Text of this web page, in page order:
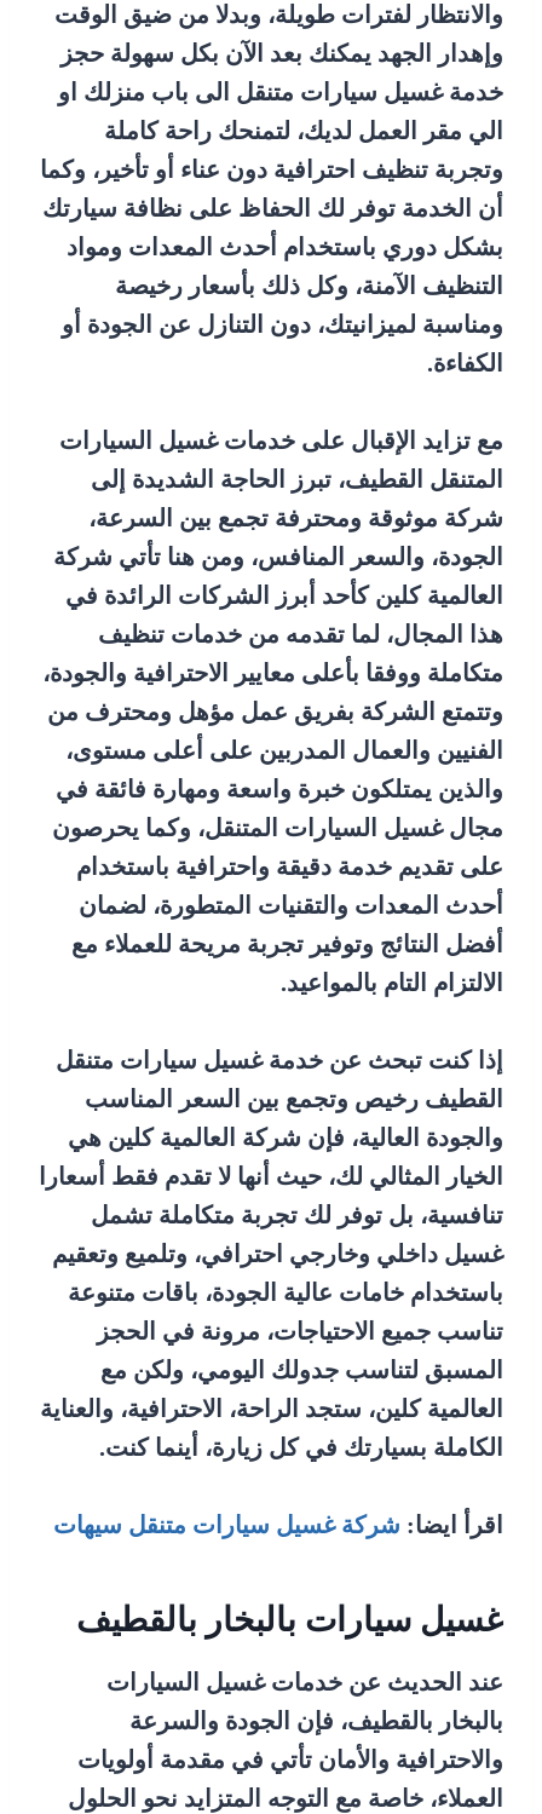
والانتظار لفترات طويلة، وبدلا من ضيق الوقت
وإهدار الجهد يمكنك بعد الآن بكل سهولة حجز
خدمة غسيل سيارات متنقل الى باب منزلك او
الي مقر العمل لديك، لتمنحك راحة كاملة
وتجربة تنظيف احترافية دون عناء أو تأخير، وكما
أن الخدمة توفر لك الحفاظ على نظافة سيارتك
بشكل دوري باستخدام أحدث المعدات ومواد
التنظيف الآمنة، وكل ذلك بأسعار رخيصة
ومناسبة لميزانيتك، دون التنازل عن الجودة أو
الكفاءة.
مع تزايد الإقبال على خدمات غسيل السيارات
المتنقل القطيف، تبرز الحاجة الشديدة إلى
شركة موثوقة ومحترفة تجمع بين السرعة،
الجودة، والسعر المنافس، ومن هنا تأتي شركة
العالمية كلين كأحد أبرز الشركات الرائدة في
هذا المجال، لما تقدمه من خدمات تنظيف
متكاملة ووفقا بأعلى معايير الاحترافية والجودة،
وتتمتع الشركة بفريق عمل مؤهل ومحترف من
الفنيين والعمال المدربين على أعلى مستوى،
والذين يمتلكون خبرة واسعة ومهارة فائقة في
مجال غسيل السيارات المتنقل، وكما يحرصون
على تقديم خدمة دقيقة واحترافية باستخدام
أحدث المعدات والتقنيات المتطورة، لضمان
أفضل النتائج وتوفير تجربة مريحة للعملاء مع
الالتزام التام بالمواعيد.
إذا كنت تبحث عن خدمة غسيل سيارات متنقل
القطيف رخيص وتجمع بين السعر المناسب
والجودة العالية، فإن شركة العالمية كلين هي
الخيار المثالي لك، حيث أنها لا تقدم فقط أسعارا
تنافسية، بل توفر لك تجربة متكاملة تشمل
غسيل داخلي وخارجي احترافي، وتلميع وتعقيم
باستخدام خامات عالية الجودة، باقات متنوعة
تناسب جميع الاحتياجات، مرونة في الحجز
المسبق لتناسب جدولك اليومي، ولكن مع
العالمية كلين، ستجد الراحة، الاحترافية، والعناية
الكاملة بسيارتك في كل زيارة، أينما كنت.
اقرأ ايضا: شركة غسيل سيارات متنقل سيهات
غسيل سيارات بالبخار بالقطيف
عند الحديث عن خدمات غسيل السيارات
بالبخار بالقطيف، فإن الجودة والسرعة
والاحترافية والأمان تأتي في مقدمة أولويات
العملاء، خاصة مع التوجه المتزايد نحو الحلول